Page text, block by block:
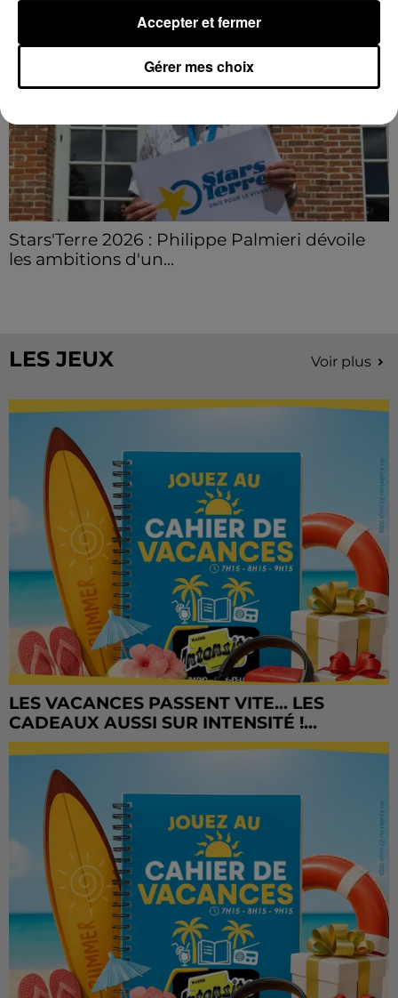
Stars'Terre 2026 : Philippe Palmieri dévoile
les ambitions d'un...
LES JEUX Voir plus
LES VACANCES PASSENT VITE... LES
CADEAUX AUSSI SUR INTENSITÉ !...
Gérer mes choix
Accepter et fermer